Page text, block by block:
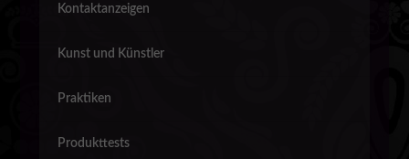
Kontaktanzeigen
Kunst und Künstler
Praktiken
Produkttests